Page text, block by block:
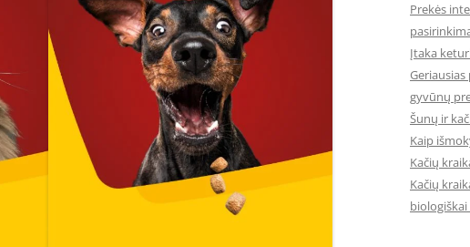
Prekės
Įtaka
gyvūnų
Šunų ir
Kaip
Kačių
Kačių